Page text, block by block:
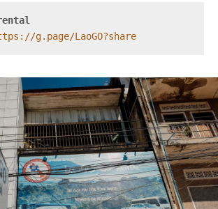
g.page/LaoGO?share